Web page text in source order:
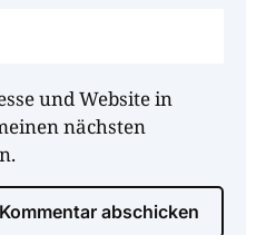
und Website in
nächsten
Kommentar abschicken